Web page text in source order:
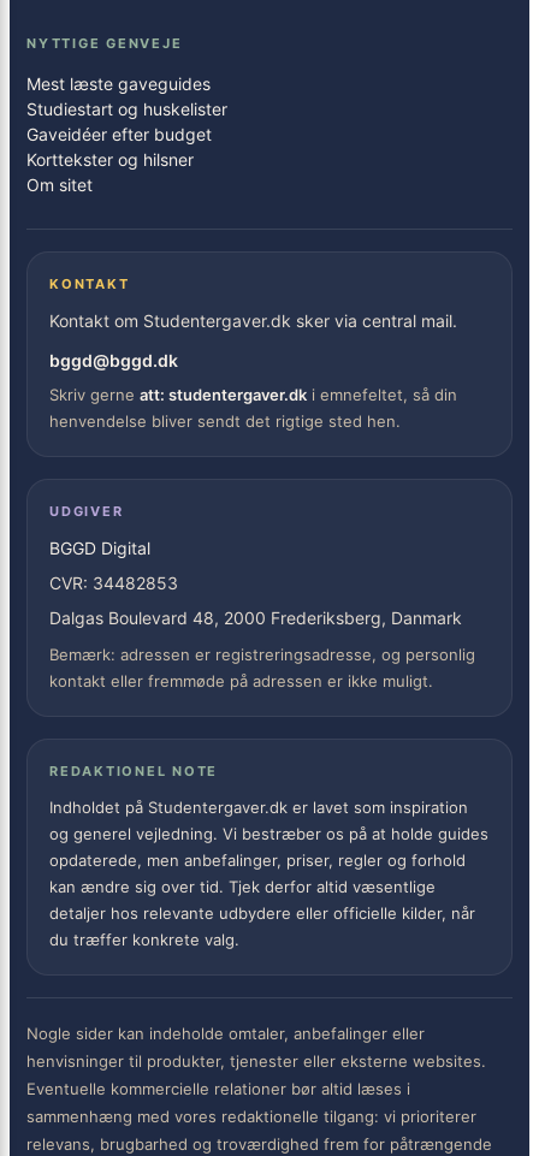
NYTTIGE GENVEJE
Mest læste gaveguides
Studiestart og huskelister
Gaveidéer efter budget
Korttekster og hilsner
Om sitet
KONTAKT
Kontakt om Studentergaver.dk sker via central mail.
bggd@bggd.dk
Skriv gerne att: studentergaver.dk i emnefeltet, så din
henvendelse bliver sendt det rigtige sted hen.
UDGIVER
BGGD Digital
CVR: 34482853
Dalgas Boulevard 48, 2000 Frederiksberg, Danmark
Bemærk: adressen er registreringsadresse, og personlig
kontakt eller fremmøde på adressen er ikke muligt.
REDAKTIONEL NOTE
Indholdet på Studentergaver.dk er lavet som inspiration
og generel vejledning. Vi bestræber os på at holde guides
opdaterede, men anbefalinger, priser, regler og forhold
kan ændre sig over tid. Tjek derfor altid væsentlige
detaljer hos relevante udbydere eller officielle kilder, når
du træffer konkrete valg.
Nogle sider kan indeholde omtaler, anbefalinger eller
henvisninger til produkter, tjenester eller eksterne websites.
Eventuelle kommercielle relationer bør altid læses i
sammenhæng med vores redaktionelle tilgang: vi prioriterer
relevans, brugbarhed og troværdighed frem for påtrængende